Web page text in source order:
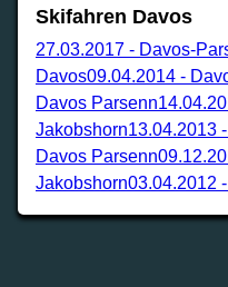
Skifahren Davos
27.03.2017 - Davos-
Davos09.04.2014 -
Davos Parsenn
Jakobshorn13.04.2013 -
Davos Parsenn
Jakobshorn03.04.2012 -